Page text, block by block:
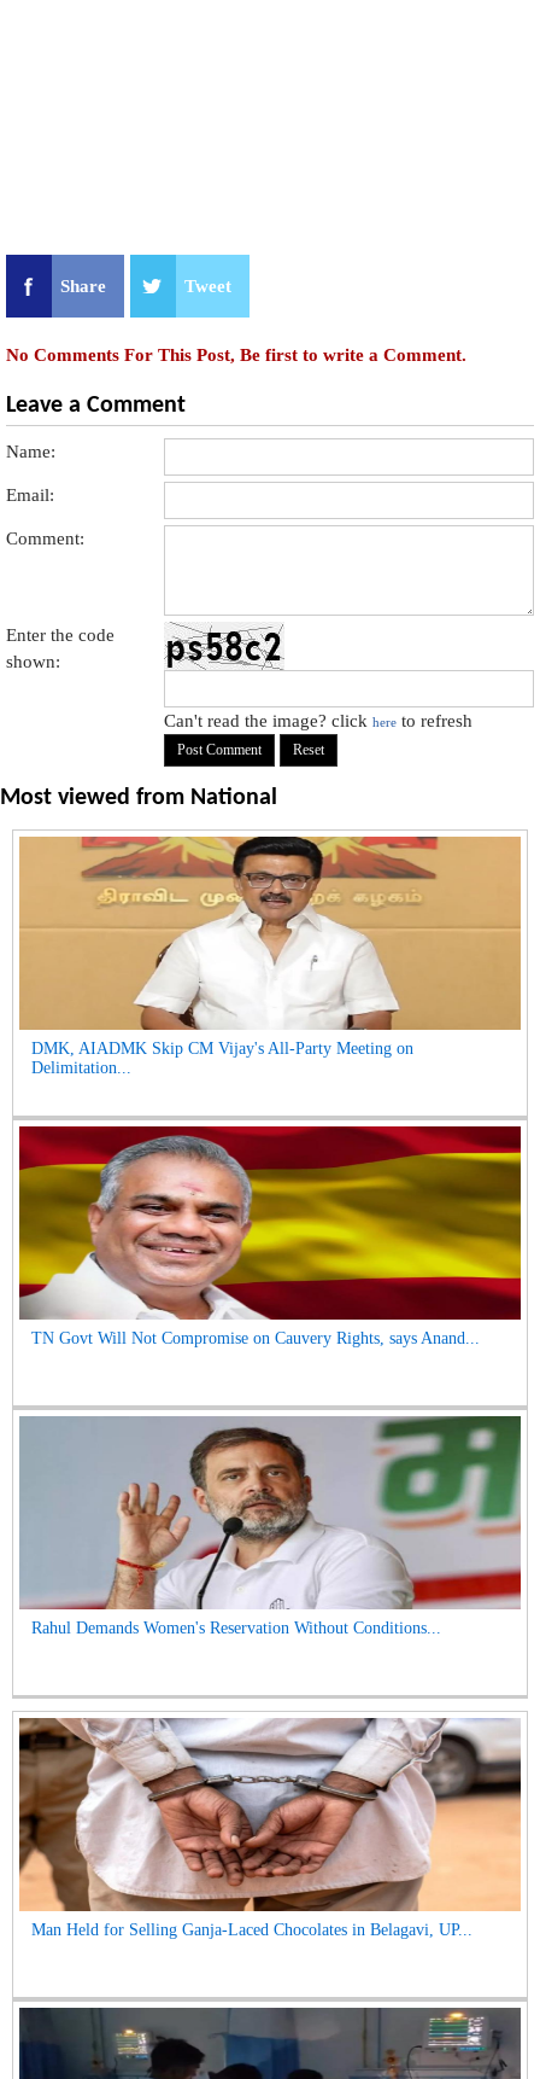
Share Tweet
No Comments For This Post, Be first to write a Comment.
Leave a Comment
Name:
Email:
Comment:
Enter the code
shown:
Can't read the image? clickhere to refresh
Most viewed from National
DMK, AIADMK Skip CM Vijay's All-Party Meeting on
Delimitation...
TN Govt Will Not Compromise on Cauvery Rights, says Anand...
Rahul Demands Women's Reservation Without Conditions...
Man Held for Selling Ganja-Laced Chocolates in Belagavi, UP...